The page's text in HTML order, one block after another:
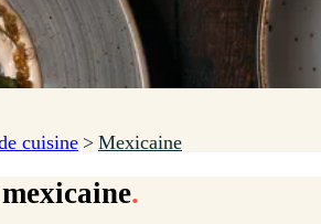
cuisine > Mexicaine
.